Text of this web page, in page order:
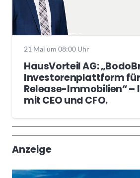
21 Mai um 08:00 Uhr
HausVorteil AG:
Investorenplattform
Release-Immobilien“ –
mit CEO und CFO.
Trendthemen
Anzeige